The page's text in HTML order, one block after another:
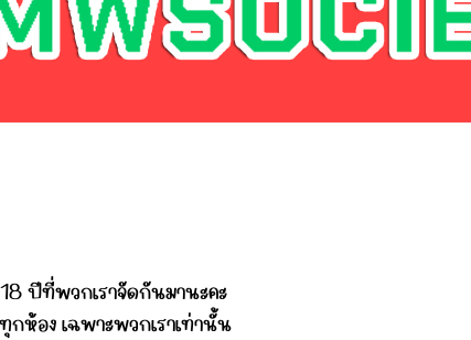
ปีที่พวกเราจัดกันมานะคะ
กห้อง เฉพาะพวกเราเท่านั้น